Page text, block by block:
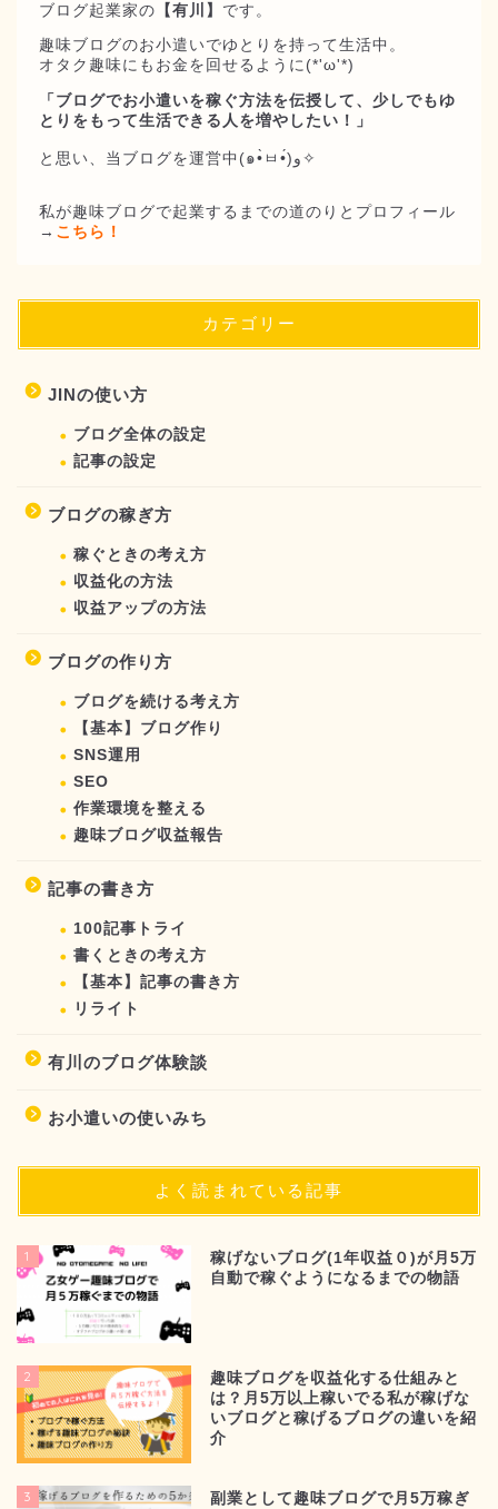
ブログ起業家の 【有川】 です。
趣味ブログのお小遣いでゆとりを持って生活中。
オタク趣味にもお金を回せるように(*'ω'*)
「ブログでお小遣いを稼ぐ方法を伝授して、少しでもゆ
とりをもって生活できる人を増やしたい！」
と思い、当ブログを運営中(๑•̀ㅂ•́)و✧
私が趣味ブログで起業するまでの道のりとプロフィール
→ こちら！
カテゴリー
JINの使い方
ブログ全体の設定
記事の設定
ブログの稼ぎ方
稼ぐときの考え方
収益化の方法
収益アップの方法
ブログの作り方
ブログを続ける考え方
【基本】ブログ作り
SNS運用
SEO
作業環境を整える
趣味ブログ収益報告
記事の書き方
100記事トライ
書くときの考え方
【基本】記事の書き方
リライト
有川のブログ体験談
お小遣いの使いみち
よく読まれている記事
1
稼げないブログ(1年収益０)が月5万
自動で稼ぐようになるまでの物語
2
趣味ブログを収益化する仕組みと
は？月5万以上稼いでる私が稼げな
いブログと稼げるブログの違いを紹
介
3
副業として趣味ブログで月5万稼ぎ